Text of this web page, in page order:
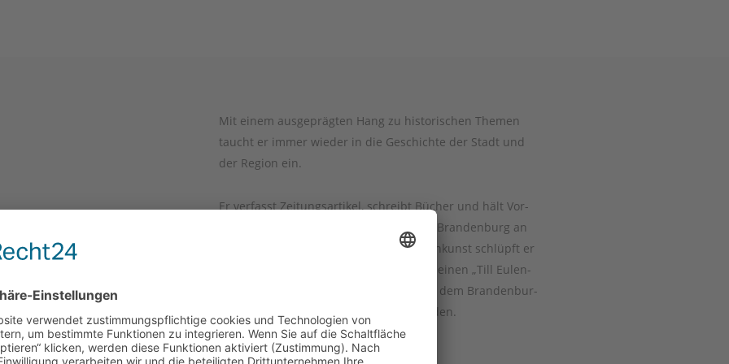
Mit einem aus­ge­präg­ten Hang zu his­to­ri­schen The­men
taucht er immer wie­der in die Geschich­te der Stadt und
der Regi­on ein.
Er ver­fasst Zei­tungs­ar­ti­kel, schreibt Bücher und hält Vor­
trä­ge, z. B. vor dem His­to­ri­schen Ver­ein Bran­den­burg an
der Havel. Für Stadt­füh­run­gen und Klein­kunst schlüpft er
gern in his­to­ri­sche Gewan­dun­gen. Für sei­nen „Till Eulen­
spie­gel zu Bran­den­burg“ ist er 2017 mit dem Bran­den­bur­
ger Tou­ris­ti­ker­preis aus­ge­zeich­net worden.